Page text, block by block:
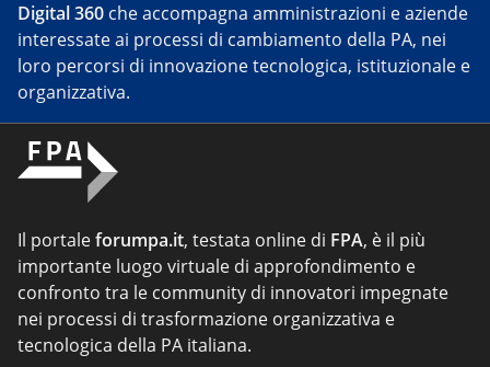
Digital 360 che accompagna amministrazioni e aziende
interessate ai processi di cambiamento della PA, nei
loro percorsi di innovazione tecnologica, istituzionale e
organizzativa.
Il portaleforumpa.it, testata online di FPA, è il più
importante luogo virtuale di approfondimento e
confronto tra le community di innovatori impegnate
nei processi di trasformazione organizzativa e
tecnologica della PA italiana.